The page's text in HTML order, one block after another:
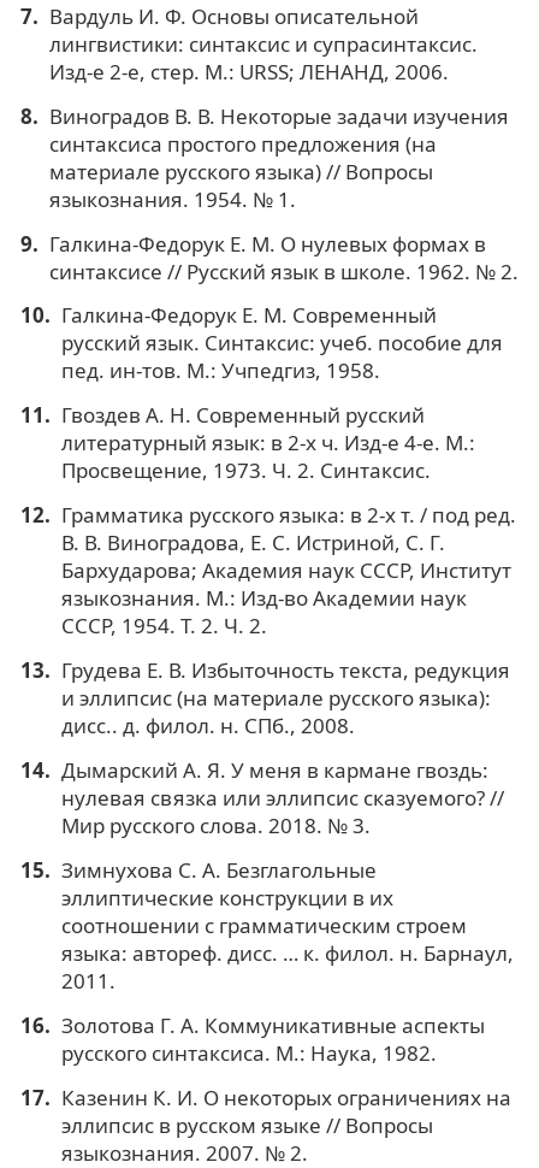
Вардуль И. Ф. Основы описательной
лингвистики: синтаксис и супрасинтаксис.
Изд-е 2-е, стер. М.: URSS; ЛЕНАНД, 2006.
Виноградов В. В. Некоторые задачи изучения
синтаксиса простого предложения (на
материале русского языка) // Вопросы
языкознания. 1954. № 1.
Галкина-Федорук Е. М. О нулевых формах в
синтаксисе // Русский язык в школе. 1962. № 2.
Галкина-Федорук Е. М. Современный
русский язык. Синтаксис: учеб. пособие для
пед. ин-тов. М.: Учпедгиз, 1958.
Гвоздев А. Н. Современный русский
литературный язык: в 2-х ч. Изд-е 4-е. М.:
Просвещение, 1973. Ч. 2. Синтаксис.
Грамматика русского языка: в 2-х т. / под ред.
В. В. Виноградова, Е. С. Истриной, С. Г.
Бархударова; Академия наук СССР, Институт
языкознания. М.: Изд-во Академии наук
СССР, 1954. Т. 2. Ч. 2.
Грудева Е. В. Избыточность текста, редукция
и эллипсис (на материале русского языка):
дисс.. д. филол. н. СПб., 2008.
Дымарский А. Я. У меня в кармане гвоздь:
нулевая связка или эллипсис сказуемого? //
Мир русского слова. 2018. № 3.
Зимнухова С. А. Безглагольные
эллиптические конструкции в их
соотношении с грамматическим строем
языка: автореф. дисс. … к. филол. н. Барнаул,
2011.
Золотова Г. А. Коммуникативные аспекты
русского синтаксиса. М.: Наука, 1982.
Казенин К. И. О некоторых ограничениях на
эллипсис в русском языке // Вопросы
языкознания. 2007. № 2.